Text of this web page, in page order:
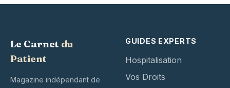
Le Carnet du
Patient
Magazine indépendant de
GUIDES EXPERTS
Hospitalisation
Vos Droits